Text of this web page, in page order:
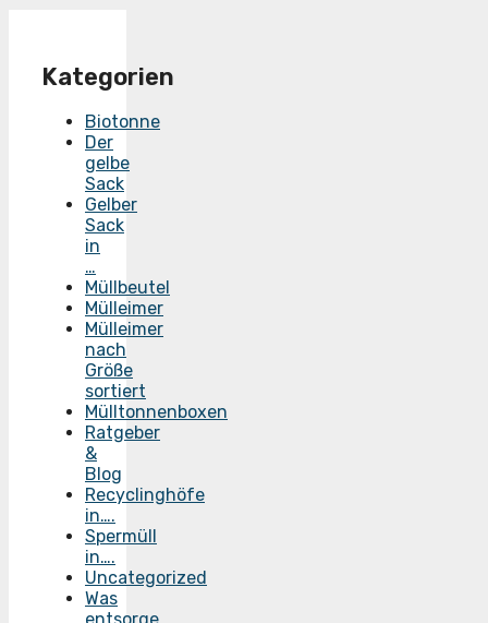
Kategorien
Biotonne
Der
gelbe
Sack
Gelber
Sack
in
…
Müllbeutel
Mülleimer
Mülleimer
nach
Größe
sortiert
Mülltonnenboxen
Ratgeber
&
Blog
Recyclinghöfe
in….
Spermüll
in….
Uncategorized
Was